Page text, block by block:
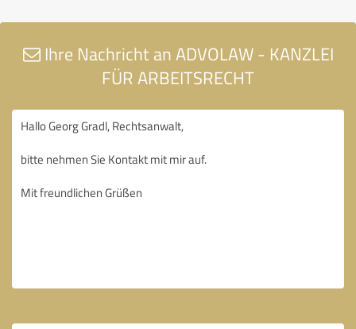
Ihre Nachricht an ADVOLAW - KANZLEI
FÜR ARBEITSRECHT